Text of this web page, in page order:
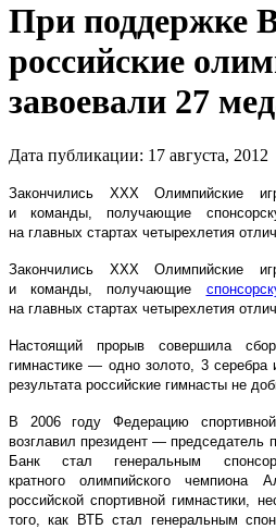
При поддержке
российские
завоевали 27
Дата публикации: 17 августа, 2012
Закончились XXX Олимпийские
и команды, получающие
на главных стартах четырехлетия
Закончились XXX Олимпийские
и команды, получающие
на главных стартах четырехлетия
Настоящий прорыв совершила
гимнастике — одно золото, 3 серебра
результата российские гимнасты не
В 2006 году Федерацию
возглавил президент — председатель
Банк стал генеральным
кратного олимпийского чемпиона
российской спортивной гимнастики,
того, как ВТБ стал генеральным